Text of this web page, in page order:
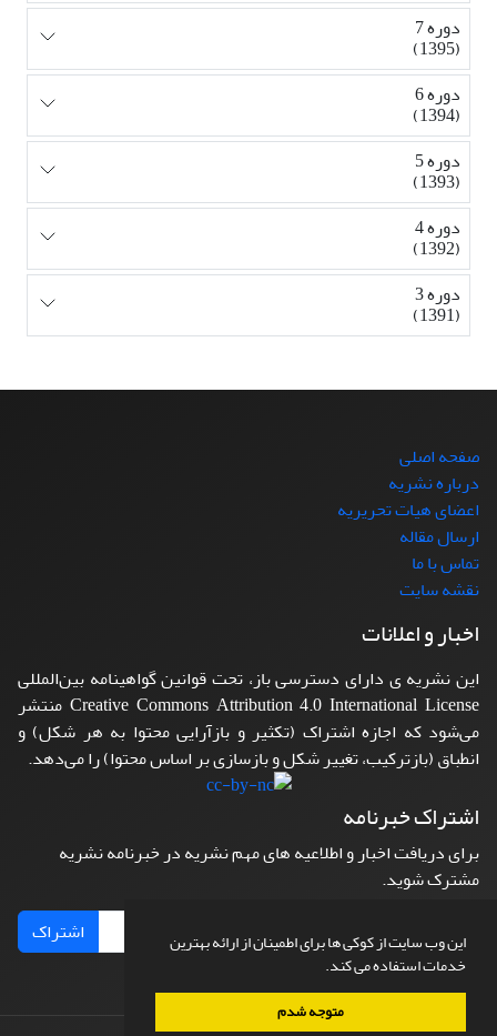
این وب سایت از کوکی ها برای اطمینان از ارائه بهترین
خدمات استفاده می کند.
متوجه شدم
دوره 7
(1395)
دوره 6
(1394)
دوره 5
(1393)
دوره 4
(1392)
دوره 3
(1391)
صفحه اصلی
درباره نشریه
اعضای هیات تحریریه
ارسال مقاله
تماس با ما
نقشه سایت
اخبار و اعلانات
این نشریه ی دارای دسترسی باز، تحت قوانین گواهینامه بین‌المللی
Creative Commons Attribution 4.0 International License منتشر
می‌شود که اجازه اشتراک (تکثیر و بازآرایی محتوا به هر شکل) و
انطباق (بازترکیب، تغییر شکل و بازسازی بر اساس محتوا) را می‌دهد.
اشتراک خبرنامه
برای دریافت اخبار و اطلاعیه های مهم نشریه در خبرنامه نشریه
مشترک شوید.
اشتراک